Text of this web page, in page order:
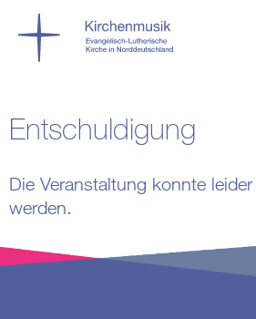
Entschuldigung
Die Veranstaltung konnte
werden.